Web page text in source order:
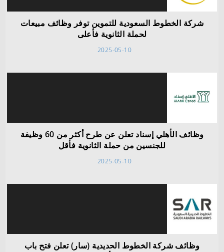
شركة الخطوط السعودية للتموين توفر وظائف مبيعات
لحملة الثانوية فأعلى
2025-05-10
وظائف الأهلي إسناد تعلن عن طرح أكثر من 60 وظيفة
للجنسين من حملة الثانوية فأقل
2025-05-10
وظائف شركة الخطوط الحديدية (سار) تعلن فتح باب